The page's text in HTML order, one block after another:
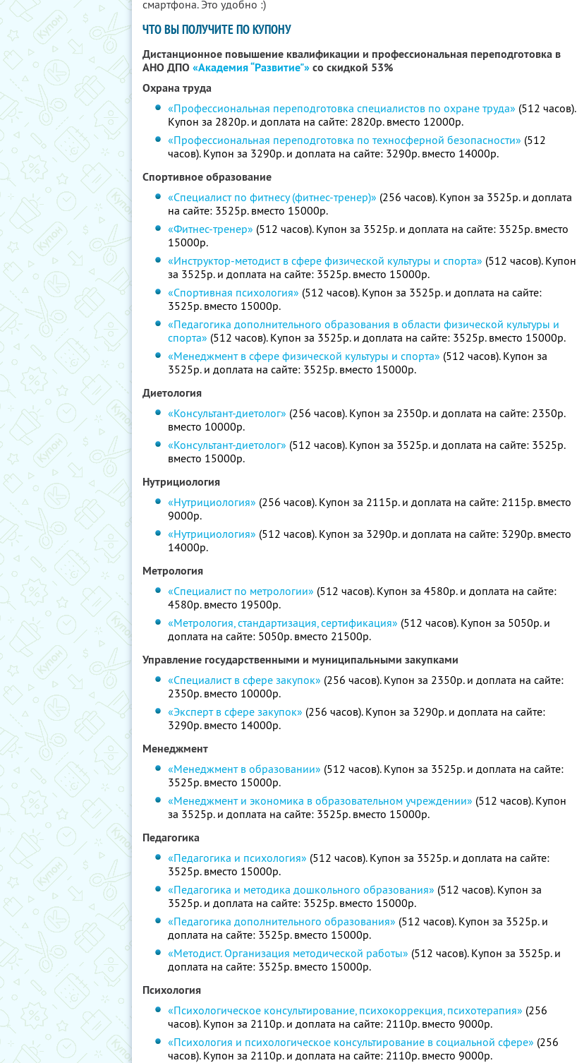
смартфона. Это удобно :)
ЧТО ВЫ ПОЛУЧИТЕ ПО КУПОНУ
Дистанционное повышение квалификации и профессиональная переподготовка в
АНО ДПО «Академия “Развитие"»со скидкой 53%
Охрана труда
«Профессиональная переподготовка специалистов по охране труда» (512 часов).
Купон за 2820р. и доплата на сайте: 2820р. вместо 12000р.
«Профессиональная переподготовка по техносферной безопасности» (512
часов). Купон за 3290р. и доплата на сайте: 3290р. вместо 14000р.
Спортивное образование
«Специалист по фитнесу (фитнес-тренер)» (256 часов). Купон за 3525р. и доплата
на сайте: 3525р. вместо 15000р.
«Фитнес-тренер» (512 часов). Купон за 3525р. и доплата на сайте: 3525р. вместо
15000р.
«Инструктор-методист в сфере физической культуры и спорта» (512 часов). Купон
за 3525р. и доплата на сайте: 3525р. вместо 15000р.
«Спортивная психология» (512 часов). Купон за 3525р. и доплата на сайте:
3525р. вместо 15000р.
«Педагогика дополнительного образования в области физической культуры и
спорта» (512 часов). Купон за 3525р. и доплата на сайте: 3525р. вместо 15000р.
«Менеджмент в сфере физической культуры и спорта» (512 часов). Купон за
3525р. и доплата на сайте: 3525р. вместо 15000р.
Диетология
«Консультант-диетолог» (256 часов). Купон за 2350р. и доплата на сайте: 2350р.
вместо 10000р.
«Консультант-диетолог» (512 часов). Купон за 3525р. и доплата на сайте: 3525р.
вместо 15000р.
Нутрициология
«Нутрициология» (256 часов). Купон за 2115р. и доплата на сайте: 2115р. вместо
9000р.
«Нутрициология» (512 часов). Купон за 3290р. и доплата на сайте: 3290р. вместо
14000р.
Метрология
«Специалист по метрологии» (512 часов). Купон за 4580р. и доплата на сайте:
4580р. вместо 19500р.
«Метрология, стандартизация, сертификация» (512 часов). Купон за 5050р. и
доплата на сайте: 5050р. вместо 21500р.
Управление государственными и муниципальными закупками
«Специалист в сфере закупок» (256 часов). Купон за 2350р. и доплата на сайте:
2350р. вместо 10000р.
«Эксперт в сфере закупок» (256 часов). Купон за 3290р. и доплата на сайте:
3290р. вместо 14000р.
Менеджмент
«Менеджмент в образовании» (512 часов). Купон за 3525р. и доплата на сайте:
3525р. вместо 15000р.
«Менеджмент и экономика в образовательном учреждении» (512 часов). Купон
за 3525р. и доплата на сайте: 3525р. вместо 15000р.
Педагогика
«Педагогика и психология» (512 часов). Купон за 3525р. и доплата на сайте:
3525р. вместо 15000р.
«Педагогика и методика дошкольного образования» (512 часов). Купон за
3525р. и доплата на сайте: 3525р. вместо 15000р.
«Педагогика дополнительного образования» (512 часов). Купон за 3525р. и
доплата на сайте: 3525р. вместо 15000р.
«Методист. Организация методической работы» (512 часов). Купон за 3525р. и
доплата на сайте: 3525р. вместо 15000р.
Психология
«Психологическое консультирование, психокоррекция, психотерапия» (256
часов). Купон за 2110р. и доплата на сайте: 2110р. вместо 9000р.
«Психология и психологическое консультирование в социальной сфере» (256
часов). Купон за 2110р. и доплата на сайте: 2110р. вместо 9000р.